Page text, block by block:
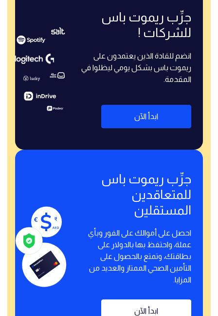
جرِّب ريموت باس
للشركات !
انضم للقادة الذين يعتمدون على
ريموت باس بشكل يومي ليظلوا في
المقدمة.
ابدأ الآن
جرِّب ريموت باس
للمتعاقدين
المستقلين
احصل على أموالك على الفور وبأي
عملة، واحتفظ بها بالدولار على
بطاقتك، وتمتع بالحصول على
التأمين الصحي الممتاز والعديد من
المزايا.
ابدأ الآن